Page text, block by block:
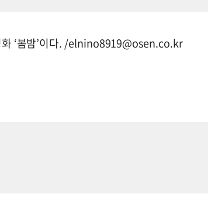
‘봄밤’이다. /elnino8919@osen.co.kr